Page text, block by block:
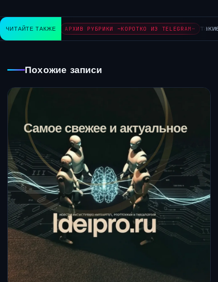
ЧИТАЙТЕ ТАКЖЕ АРХИВ РУБРИКИ ~КОРОТКО ИЗ TELEGRAM~
Похожие записи